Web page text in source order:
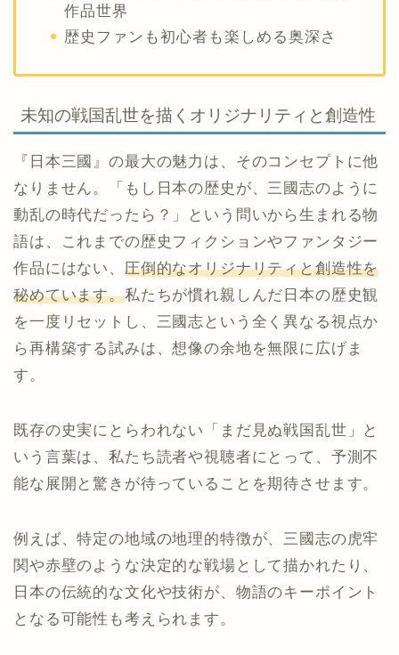
作品世界
歴史ファンも初心者も楽しめる奥深さ
未知の戦国乱世を描くオリジナリティと創造性
『日本三國』の最大の魅力は、そのコンセプトに他
なりません。「もし日本の歴史が、三國志のように
動乱の時代だったら？」という問いから生まれる物
語は、これまでの歴史フィクションやファンタジー
作品にはない、 圧倒的なオリジナリティと創造性を
秘めています。私たちが慣れ親しんだ日本の歴史観
を一度リセットし、三國志という全く異なる視点か
ら再構築する試みは、想像の余地を無限に広げま
す。
既存の史実にとらわれない「まだ見ぬ戦国乱世」と
いう言葉は、私たち読者や視聴者にとって、予測不
能な展開と驚きが待っていることを期待させます。
例えば、特定の地域の地理的特徴が、三國志の虎牢
関や赤壁のような決定的な戦場として描かれたり、
日本の伝統的な文化や技術が、物語のキーポイント
となる可能性も考えられます。